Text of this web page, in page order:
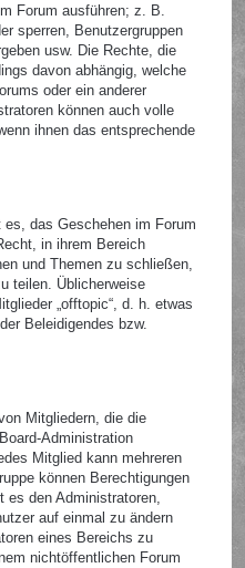
Forum ausführen; z. B.
sperren, Benutzergruppen
usw. Die Rechte, die
davon abhängig, welche
oder ein anderer
können auch volle
ihnen das entsprechende
es, das Geschehen im Forum
in ihrem Bereich
und Themen zu schließen,
teilen. Üblicherweise
„offtopic“, d. h. etwas
Beleidigendes bzw.
Mitgliedern, die die
Administration
Mitglied kann mehreren
können Berechtigungen
es den Administratoren,
auf einmal zu ändern
eines Bereichs zu
nichtöffentlichen Forum